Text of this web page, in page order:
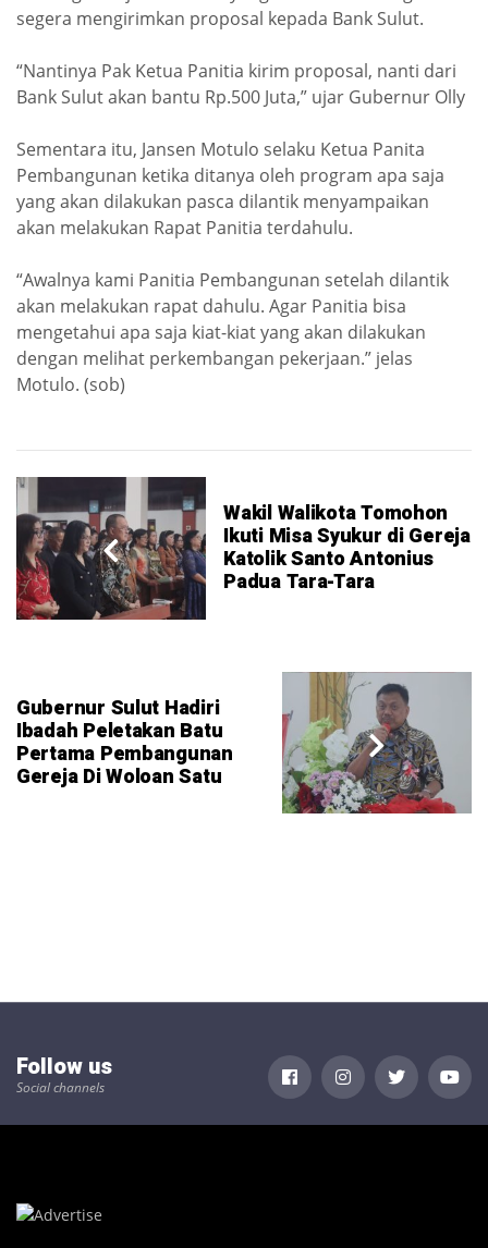
segera mengirimkan proposal kepada Bank Sulut.
“Nantinya Pak Ketua Panitia kirim proposal, nanti dari
Bank Sulut akan bantu Rp.500 Juta,” ujar Gubernur Olly
Sementara itu, Jansen Motulo selaku Ketua Panita
Pembangunan ketika ditanya oleh program apa saja
yang akan dilakukan pasca dilantik menyampaikan
akan melakukan Rapat Panitia terdahulu.
“Awalnya kami Panitia Pembangunan setelah dilantik
akan melakukan rapat dahulu. Agar Panitia bisa
mengetahui apa saja kiat-kiat yang akan dilakukan
dengan melihat perkembangan pekerjaan.” jelas
Motulo. (sob)
Wakil Walikota Tomohon
Ikuti Misa Syukur di Gereja
Katolik Santo Antonius
Padua Tara-Tara
Gubernur Sulut Hadiri
Ibadah Peletakan Batu
Pertama Pembangunan
Gereja Di Woloan Satu
Follow us
Social channels